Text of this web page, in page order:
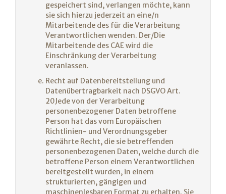
gespeichert sind, verlangen möchte, kann
sie sich hierzu jederzeit an eine/n
Mitarbeitende des für die Verarbeitung
Verantwortlichen wenden. Der/Die
Mitarbeitende des CAE wird die
Einschränkung der Verarbeitung
veranlassen.
Recht auf Datenbereitstellung und
Datenübertragbarkeit nach DSGVO Art.
20Jede von der Verarbeitung
personenbezogener Daten betroffene
Person hat das vom Europäischen
Richtlinien- und Verordnungsgeber
gewährte Recht, die sie betreffenden
personenbezogenen Daten, welche durch die
betroffene Person einem Verantwortlichen
bereitgestellt wurden, in einem
strukturierten, gängigen und
maschinenlesbaren Format zu erhalten. Sie